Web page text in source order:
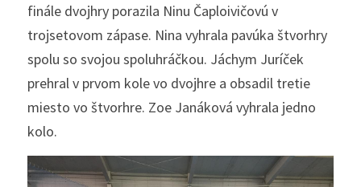
finále dvojhry porazila Ninu Čaploivičovú v
trojsetovom zápase. Nina vyhrala pavúka štvorhry
spolu so svojou spoluhráčkou. Jáchym Juríček
prehral v prvom kole vo dvojhre a obsadil tretie
miesto vo štvorhre. Zoe Janáková vyhrala jedno
kolo.